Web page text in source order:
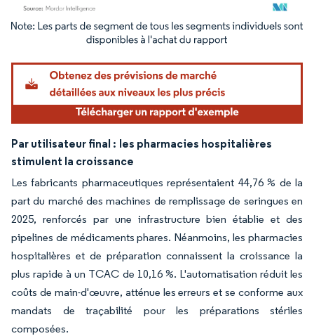
Image © Mordor Intelligence. La réutilisation nécessite une attribution sous CC BY
Par utilisateur final : les pharmacies hospitalières
stimulent la croissance
Les fabricants pharmaceutiques représentaient 44,76 % de la
part du marché des machines de remplissage de seringues en
2025, renforcés par une infrastructure bien établie et des
pipelines de médicaments phares. Néanmoins, les pharmacies
hospitalières et de préparation connaissent la croissance la
plus rapide à un TCAC de 10,16 %. L'automatisation réduit les
coûts de main-d'œuvre, atténue les erreurs et se conforme aux
mandats de traçabilité pour les préparations stériles
composées.